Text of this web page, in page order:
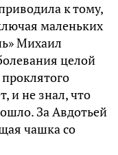
к тому,
маленьких
Михаил
целой
и не знал, что
За Авдотьей
чашка со